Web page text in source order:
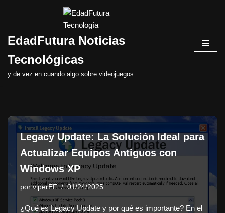
al
EdadFutura Noticias
Tecnológicas
y de vez en cuando algo sobre videojuegos.
Legacy Update: La Solución Ideal para
Actualizar Equipos Antiguos con
Windows XP
porviperEF 01/24/2025
¿Qué es Legacy Update y por qué es importante? En el